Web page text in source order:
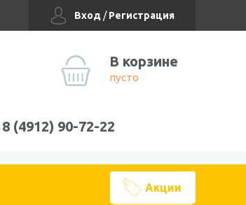
Вход /Регистрация
В корзине
пусто
(4912) 90-72-22
Акции